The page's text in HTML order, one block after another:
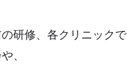
研修、各クリニックで
、